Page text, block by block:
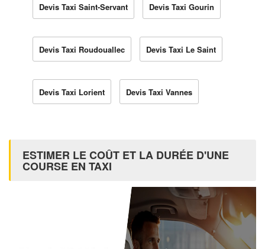
Devis Taxi Saint-Servant Devis Taxi Gourin
Devis Taxi Roudouallec Devis Taxi Le Saint
Devis Taxi Lorient Devis Taxi Vannes
ESTIMER LE COÛT ET LA DURÉE D'UNE
COURSE EN TAXI